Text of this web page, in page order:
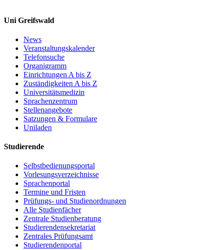
Uni Greifswald
News
Veranstaltungskalender
Telefonsuche
Organigramm
Einrichtungen A bis Z
Zuständigkeiten A bis Z
Universitätsmedizin
Sprachenzentrum
Stellenangebote
Satzungen & Formulare
Uniladen
Studierende
Selbstbedienungsportal
Vorlesungsverzeichnisse
Sprachenportal
Termine und Fristen
Prüfungs- und Studienordnungen
Alle Studienfächer
Zentrale Studienberatung
Studierendensekretariat
Zentrales Prüfungsamt
Studierendenportal